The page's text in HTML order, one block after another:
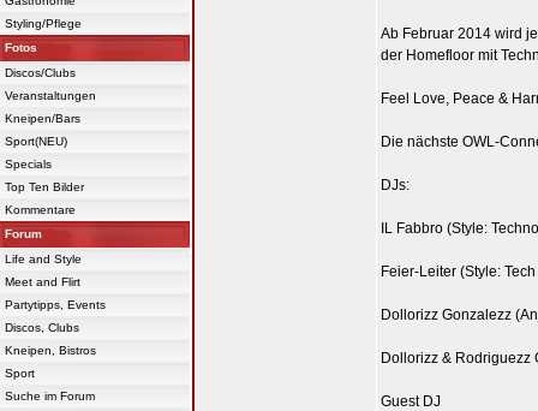
Styling/Pflege
Fotos
Discos/Clubs
Veranstaltungen
Kneipen/Bars
Sport(NEU)
Specials
Top Ten Bilder
Kommentare
Forum
Life and Style
Meet and Flirt
Partytipps, Events
Discos, Clubs
Kneipen, Bistros
Sport
Suche im Forum
Ab Februar 2014 wird
der Homefloor mit
Feel Love, Peace &
Die nächste OWL-
DJs:
IL Fabbro (Style:
Feier-Leiter (Style:
Dollorizz Gonzalezz
Dollorizz & Rodriguezz
Guest DJ